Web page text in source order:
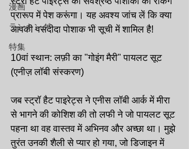
漫画
ランキング
特集
प्रारूप में पेश करूंगा। यह अवश्य जांच लें कि क्या
आपकी पसंदीदा पोशाक भी सूची में शामिल है!
10वां स्थान: लफ़ी का "गोइंग मैरी" पायलट सूट
(एनीज़ लॉबी संस्करण)
जब स्ट्रॉ हैट पाइरेट्स ने एनीस लॉबी आर्क में मीरा
से भागने की कोशिश की तो लफी ने जो पायलट सूट
पहना था वह वास्तव में अभिनव और अच्छा था। मुझे
तुरंत उनकी शैली से प्यार हो गया, जो डिजाइन में